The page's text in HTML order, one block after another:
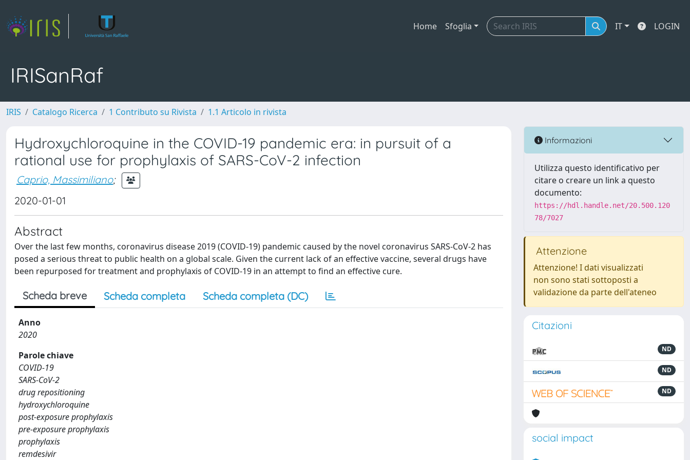
Home Sfoglia IT LOGIN
IRISanRaf
IRIS Catalogo Ricerca 1 Contributo su Rivista 1.1 Articolo in rivista
Hydroxychloroquine in the COVID-19 pandemic era: in pursuit of a
rational use for prophylaxis of SARS-CoV-2 infection
Caprio, Massimiliano;
2020-01-01
Abstract
Over the last few months, coronavirus disease 2019 (COVID-19) pandemic caused by the novel coronavirus SARS-CoV-2 has
posed a serious threat to public health on a global scale. Given the current lack of an effective vaccine, several drugs have
been repurposed for treatment and prophylaxis of COVID-19 in an attempt to find an effective cure.
Scheda breve Scheda completa Scheda completa (DC)
Anno
2020
Parole chiave
COVID-19
SARS-CoV-2
drug repositioning
hydroxychloroquine
post-exposure prophylaxis
pre-exposure prophylaxis
prophylaxis
remdesivir
Informazioni
Utilizza questo identificativo per
citare o creare un link a questo
documento:
https://hdl.handle.net/20.500.120
78/7027
Attenzione
Attenzione! I dati visualizzati
non sono stati sottoposti a
validazione da parte dell'ateneo
Citazioni
ND
ND
ND
social impact